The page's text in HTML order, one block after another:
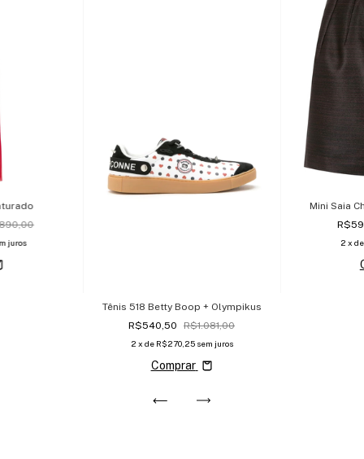
juros
Tênis 518 Betty Boop + Olympikus
R$540,50
R$1.081,00
2 x de R$270,25 sem juros
Comprar
Mini Saia
2 x